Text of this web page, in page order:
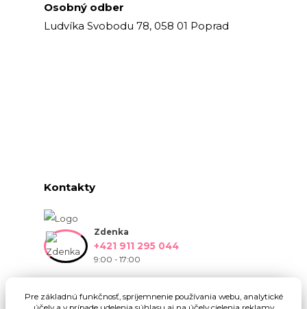
Osobný odber
Ludvíka Svobodu 78, 058 01 Poprad
Kontakty
Zdenka
+421 911 295 044
9:00 - 17:00
Pre základnú funkčnosť, spríjemnenie používania webu, analytické